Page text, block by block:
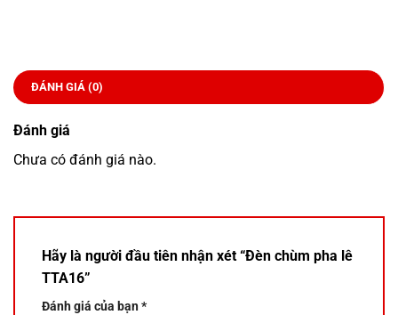
ĐÁNH GIÁ (0)
Đánh giá
Chưa có đánh giá nào.
Hãy là người đầu tiên nhận xét “Đèn chùm pha lê
TTA16”
Đánh giá của bạn*